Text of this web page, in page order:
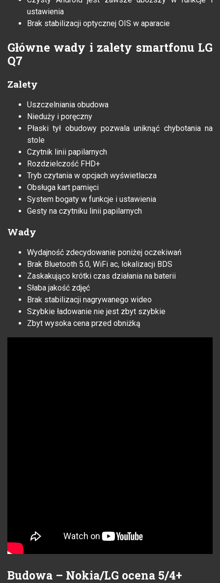
ustawienia
Brak stabilizacji optycznej OIS w aparacie
Główne wady i zalety smartfonu LG
Q7
Zalety
Uszczelniania obudowa
Nieduży i poręczny
Płaski tył obudowy pozwala uniknąć chybotania na
stole
Czytnik linii papilarnych
Rozdzielczość FHD+
Tryb czytania w opcjach wyświetlacza
Obsługa kart pamięci
System bogaty w funkcje i ustawienia
Gesty na czytniku linii papilarnych
Wady
Wydajność zdecydowanie poniżej oczekiwań
Brak Bluetooth 5.0, WiFi ac, lokalizacji BDS
Zaskakująco krótki czas działania na baterii
Słaba jakość zdjęć
Brak stabilizacji nagrywanego wideo
Szybkie ładowanie nie jest zbyt szybkie
Zbyt wysoka cena przed obniżką
Budowa – Nokia/LG ocena 5/4+